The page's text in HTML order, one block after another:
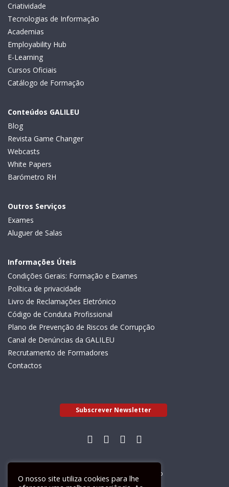
Criatividade
Tecnologias de Informação
Academias
Employability Hub
E-Learning
Cursos Oficiais
Catálogo de Formação
Conteúdos GALILEU
Blog
Revista Game Changer
Webcasts
White Papers
Barómetro RH
Outros Serviços
Exames
Aluguer de Salas
Informações Úteis
Condições Gerais: Formação e Exames
Política de privacidade
Livro de Reclamações Eletrónico
Código de Conduta Profissional
Plano de Prevenção de Riscos de Corrupção
Canal de Denúncias da GALILEU
Recrutamento de Formadores
Contactos
Subscrever Newsletter
Livro de Reclamações Electrónico
O nosso site utiliza cookies para lhe